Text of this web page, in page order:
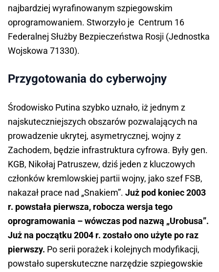
najbardziej wyrafinowanym szpiegowskim
oprogramowaniem. Stworzyło je Centrum 16
Federalnej Służby Bezpieczeństwa Rosji (Jednostka
Wojskowa 71330).
Przygotowania do cyberwojny
Środowisko Putina szybko uznało, iż jednym z
najskuteczniejszych obszarów pozwalających na
prowadzenie ukrytej, asymetrycznej, wojny z
Zachodem, będzie infrastruktura cyfrowa. Były gen.
KGB, Nikołaj Patruszew, dziś jeden z kluczowych
członków kremlowskiej partii wojny, jako szef FSB,
nakazał prace nad „Snakiem”. Już pod koniec 2003
r. powstała pierwsza, robocza wersja tego
oprogramowania – wówczas pod nazwą „Urobusa”.
Już na początku 2004 r. zostało ono użyte po raz
pierwszy. Po serii porażek i kolejnych modyfikacji,
powstało superskuteczne narzędzie szpiegowskie